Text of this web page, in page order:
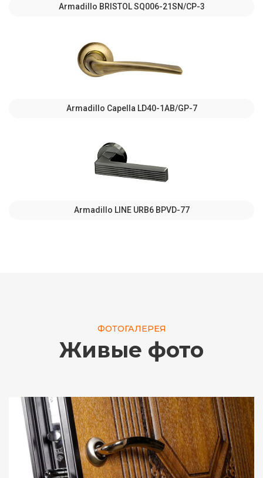
Armadillo BRISTOL SQ006-21SN/CP-3
Armadillo Capella LD40-1AB/GP-7
Armadillo LINE URB6 BPVD-77
ФОТОГАЛЕРЕЯ
Живые фото